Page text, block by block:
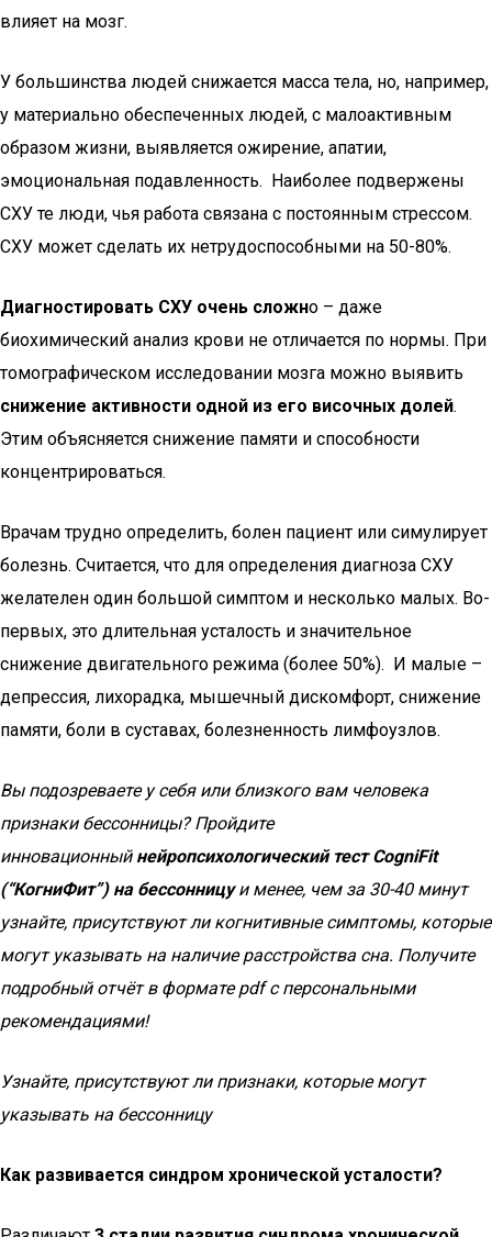
влияет на мозг.
У большинства людей снижается масса тела, но, например,
у материально обеспеченных людей, с малоактивным
образом жизни, выявляется ожирение, апатии,
эмоциональная подавленность. Наиболее подвержены
СХУ те люди, чья работа связана с постоянным стрессом.
СХУ может сделать их нетрудоспособными на 50-80%.
Диагностировать СХУ очень сложно – даже
биохимический анализ крови не отличается по нормы. При
томографическом исследовании мозга можно выявить
снижение активности одной из его височных долей.
Этим объясняется снижение памяти и способности
концентрироваться.
Врачам трудно определить, болен пациент или симулирует
болезнь. Считается, что для определения диагноза СХУ
желателен один большой симптом и несколько малых. Во-
первых, это длительная усталость и значительное
снижение двигательного режима (более 50%). И малые –
депрессия, лихорадка, мышечный дискомфорт, снижение
памяти, боли в суставах, болезненность лимфоузлов.
Вы подозреваете у себя или близкого вам человека
признаки бессонницы? Пройдите
инновационный нейропсихологический тест CogniFit
(“КогниФит”) на бессонницуи менее, чем за 30-40 минут
узнайте, присутствуют ли когнитивные симптомы, которые
могут указывать на наличие расстройства сна. Получите
подробный отчёт в формате pdf с персональными
рекомендациями!
Узнайте, присутствуют ли признаки, которые могут
указывать на бессонницу
Как развивается синдром хронической усталости?